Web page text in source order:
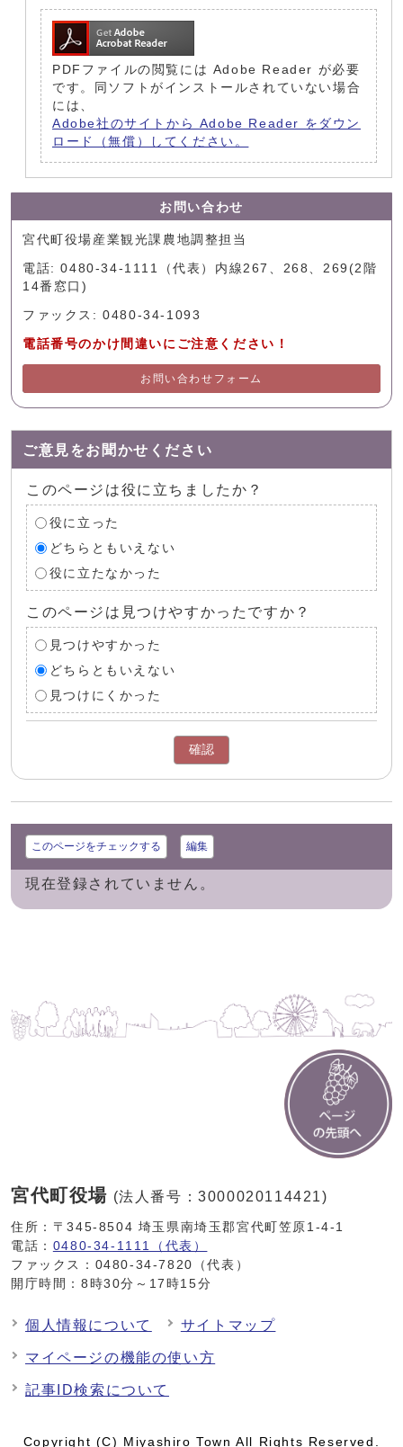
PDFファイルの閲覧には Adobe Reader が必要
です。同ソフトがインストールされていない場合
には、
Adobe社のサイトから Adobe Reader をダウン
ロード（無償）してください。
お問い合わせ
宮代町役場産業観光課農地調整担当
電話: 0480-34-1111（代表）内線267、268、269(2階
14番窓口)
ファックス: 0480-34-1093
電話番号のかけ間違いにご注意ください！
お問い合わせフォーム
ご意見をお聞かせください
このページは役に立ちましたか？
役に立った
どちらともいえない
役に立たなかった
このページは見つけやすかったですか？
見つけやすかった
どちらともいえない
見つけにくかった
確認
このページをチェックする 編集
現在登録されていません。
宮代町役場 (法人番号：3000020114421)
住所：〒345-8504 埼玉県南埼玉郡宮代町笠原1-4-1
電話： 0480-34-1111（代表）
ファックス：0480-34-7820（代表）
開庁時間：8時30分～17時15分
個人情報について サイトマップ
マイページの機能の使い方
記事ID検索について
Copyright (C) Miyashiro Town All Rights Reserved.